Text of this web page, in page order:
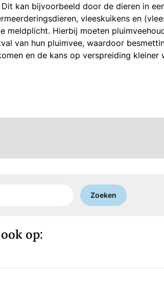
kan bijvoorbeeld door de dieren in
vleeskuikens en
meldplicht. Hierbij moeten
van hun pluimvee, waardoor
en de kans op verspreiding kleiner
op: